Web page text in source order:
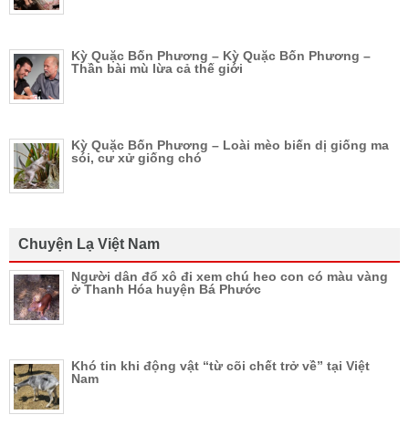
Kỳ Quặc Bốn Phương – Kỳ Quặc Bốn Phương –
Thần bài mù lừa cả thế giới
Kỳ Quặc Bốn Phương – Loài mèo biến dị giống ma
sói, cư xử giống chó
Chuyện Lạ Việt Nam
Người dân đổ xô đi xem chú heo con có màu vàng
ở Thanh Hóa huyện Bá Phước
Khó tin khi động vật “từ cõi chết trở về” tại Việt
Nam